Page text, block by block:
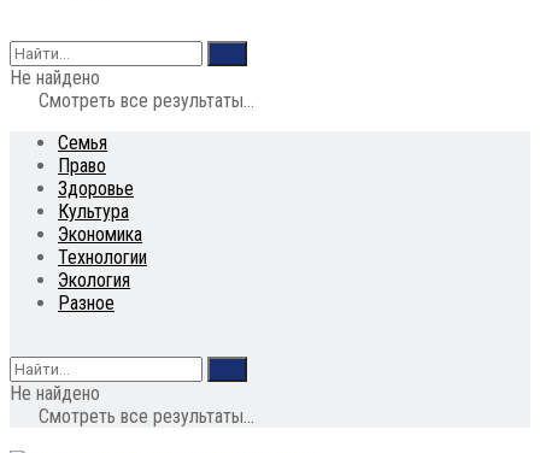
Не найдено
Смотреть все результаты...
Семья
Право
Здоровье
Культура
Экономика
Технологии
Экология
Разное
Не найдено
Смотреть все результаты...